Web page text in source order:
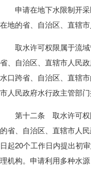
申请在地下水限制开采
在地的省、自治区、直辖
取水许可权限属于流域
省、自治区、直辖市人民
水口跨省、自治区、直辖
市人民政府水行政主管部门
第十二条 取水许可权
的省、自治区、直辖市人
日起20个工作日内提出初
理机构。申请利用多种水